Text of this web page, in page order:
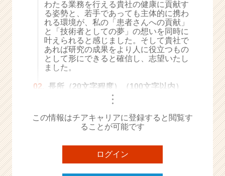
h
e
e
r
C
a
e
わたる業務を行える貴社の健康に貢献す
る姿勢と、若手であっても主体的に携わ
れる環境が、私の「患者さんへの貢献」
と「技術者としての夢」の想いを同時に
叶えられると感じました。そして貴社で
あれば研究の成果をより人に役立つもの
として形にできると確信し、志望いたし
ました。
02.
長所（20文字程度）（100文字以内）
・・・
この情報はチアキャリアに登録すると閲覧す
ることが可能です
ログイン